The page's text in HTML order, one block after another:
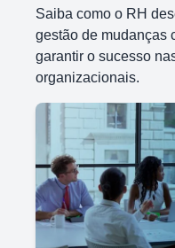
Saiba como o RH
gestão de mudanças
garantir o sucesso
organizacionais.